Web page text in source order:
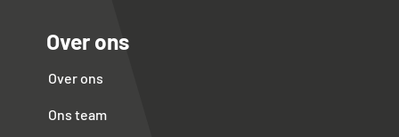
Over ons
Over ons
Ons team